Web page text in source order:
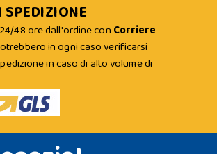
SPEDIZIONE
48 ore dall'ordine con Corriere
in ogni caso verificarsi
in caso di alto volume di